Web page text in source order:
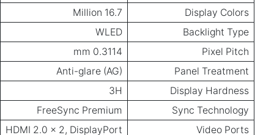
Display Colors
16.7 Million
Backlight Type
WLED
Pixel Pitch
0.3114 mm
Panel Treatment
Anti-glare (AG)
Display Hardness
3H
Sync Technology
FreeSync Premium
Video Ports
HDMI 2.0 × 2, DisplayPort